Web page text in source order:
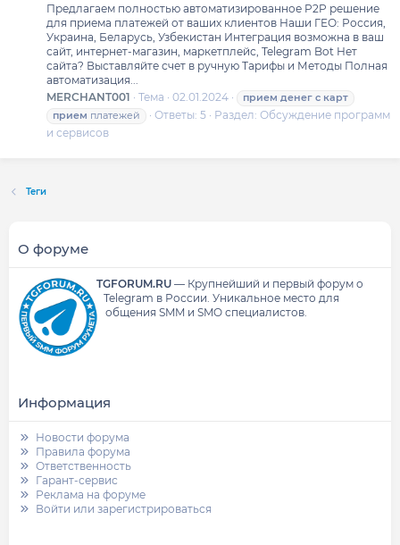
Предлагаем полностью автоматизированное P2P решение
для приема платежей от ваших клиентов Наши ГЕО: Россия,
Украина, Беларусь, Узбекистан Интеграция возможна в ваш
сайт, интернет-магазин, маркетплейс, Telegram Bot Нет
сайта? Выставляйте счет в ручную Тарифы и Методы Полная
автоматизация...
MERCHANT001
Тема 02.01.2024 прием денег с карт
прием платежей Ответы: 5 Раздел: Обсуждение программ
и сервисов
Теги
О форуме
TGFORUM.RU— Крупнейший и первый форум о
Telegram в России. Уникальное место для
общения SMM и SMO специалистов.
Информация
Новости форума
Правила форума
Ответственность
Гарант-сервис
Реклама на форуме
Войти или зарегистрироваться